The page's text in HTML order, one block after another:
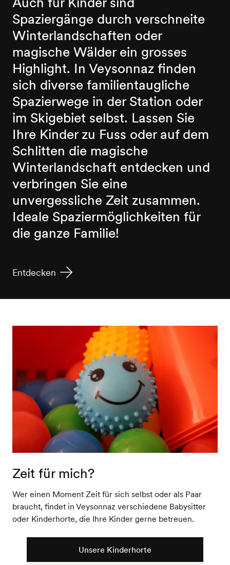
Spaziergänge durch verschneite
Winterlandschaften oder
magische Wälder ein grosses
Highlight. In Veysonnaz finden
sich diverse familientaugliche
Spazierwege in der Station oder
im Skigebiet selbst. Lassen Sie
Ihre Kinder zu Fuss oder auf dem
Schlitten die magische
Winterlandschaft entdecken und
verbringen Sie eine
unvergessliche Zeit zusammen.
Ideale Spaziermöglichkeiten für
die ganze Familie!
Entdecken
Zeit für mich?
Wer einen Moment Zeit für sich selbst oder als Paar
braucht, findet in Veysonnaz verschiedene Babysitter
oder Kinderhorte, die Ihre Kinder gerne betreuen.
Unsere Kinderhorte